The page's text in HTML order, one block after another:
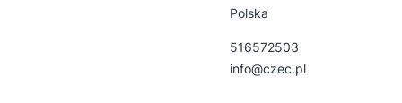
Polska
516572503
info@czec.pl